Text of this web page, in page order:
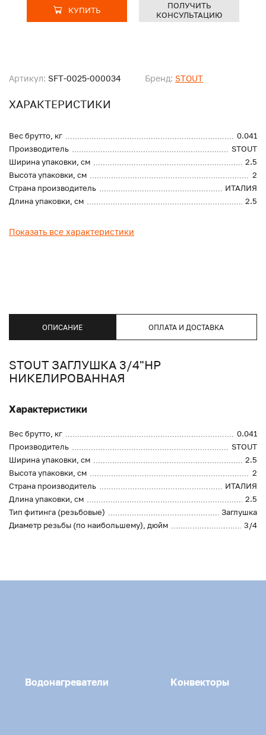
Артикул: SFT-0025-000034 Бренд: STOUT
ХАРАКТЕРИСТИКИ
Вес брутто, кг
0.041
Производитель
STOUT
Ширина упаковки, см
2.5
Высота упаковки, см
2
Страна производитель
ИТАЛИЯ
Длина упаковки, см
2.5
Показать все характеристики
КУПИТЬ
ПОЛУЧИТЬ
КОНСУЛЬТАЦИЮ
ОПИСАНИЕ ОПЛАТА И ДОСТАВКА
STOUT ЗАГЛУШКА 3/4"НР
НИКЕЛИРОВАННАЯ
Характеристики
Вес брутто, кг
0.041
Производитель
STOUT
Ширина упаковки, см
2.5
Высота упаковки, см
2
Страна производитель
ИТАЛИЯ
Длина упаковки, см
2.5
Тип фитинга (резьбовые)
Заглушка
Диаметр резьбы (по наибольшему), дюйм
3/4
Водонагреватели Конвекторы